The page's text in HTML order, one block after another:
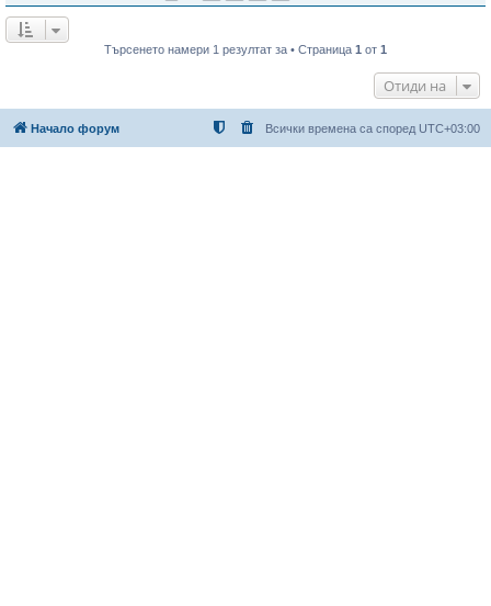
Търсенето намери 1 резултат за • Страница 1 от 1
Отиди на
Начало форум Всички времена са според UTC+03:00